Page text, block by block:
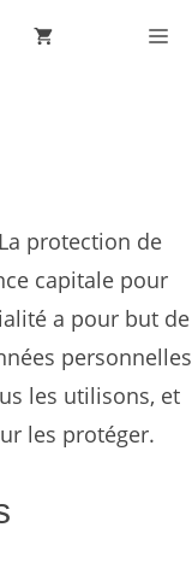
protection de
capitale pour
a pour but de
personnelles
les utilisons, et
les protéger.